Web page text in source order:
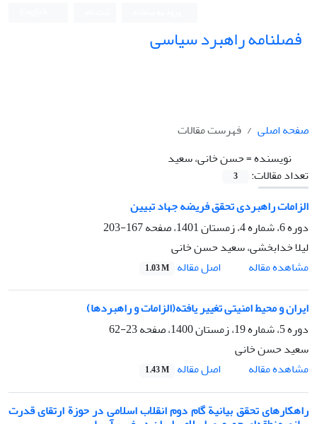
فصلنامه راهبرد سیاسی
صفحه اصلی
فهرست مقالات
نویسنده =حسن خانی، سعید
تعداد مقالات:
3
الزامات راهبردی تحقق فریضه جهاد تبیین
دوره 6، شماره 4، زمستان 1401، صفحه
167-203
لیلا خدابخشی، سعید حسن خانی
مشاهده مقاله
اصل مقاله 1.03 M
ایران و محیط امنیتی تغییر یافته(الزامات و راهبردها)
دوره 5، شماره 19، زمستان 1400، صفحه
23-62
سعید حسن خانی
مشاهده مقاله
اصل مقاله 1.43 M
راهکارهای تحقق بیانیة گام دوم انقلاب اسلامی در حوزة ارتقای قدرت